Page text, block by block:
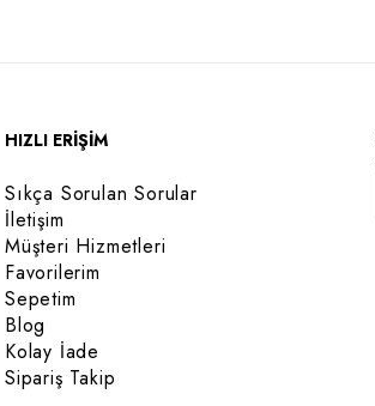
HIZLI ERİŞİM
Sıkça Sorulan Sorular
İletişim
Müşteri Hizmetleri
Favorilerim
Sepetim
Blog
Kolay İade
Sipariş Takip